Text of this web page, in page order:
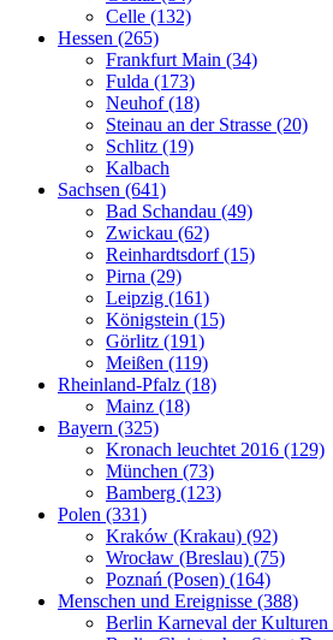
Celle (132)
Hessen (265)
Frankfurt Main (34)
Fulda (173)
Neuhof (18)
Steinau an der Strasse (20)
Schlitz (19)
Kalbach
Sachsen (641)
Bad Schandau (49)
Zwickau (62)
Reinhardtsdorf (15)
Pirna (29)
Leipzig (161)
Königstein (15)
Görlitz (191)
Meißen (119)
Rheinland-Pfalz (18)
Mainz (18)
Bayern (325)
Kronach leuchtet 2016 (129)
München (73)
Bamberg (123)
Polen (331)
Kraków (Krakau) (92)
Wrocław (Breslau) (75)
Poznań (Posen) (164)
Menschen und Ereignisse (388)
Berlin Karneval der Kulturen